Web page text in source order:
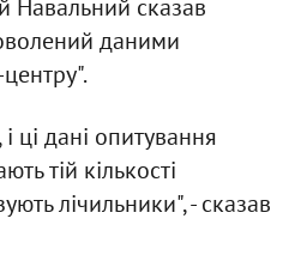
Навальний сказав
даними
ці дані опитування
тій кількості
лічильники", - сказав